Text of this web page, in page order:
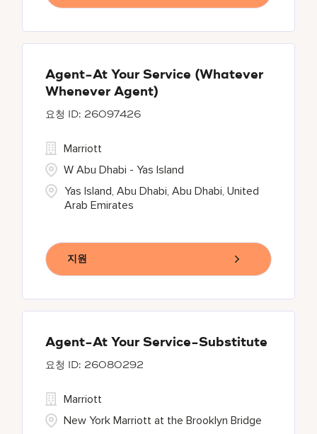
Agent-At Your Service (Whatever
Whenever Agent)
26097426
Yas Island, Abu Dhabi, Abu Dhabi, United
Arab Emirates
Marriott
W Abu Dhabi - Yas Island
지원
Agent-At Your Service-Substitute
26080292
Marriott
New York Marriott at the Brooklyn Bridge